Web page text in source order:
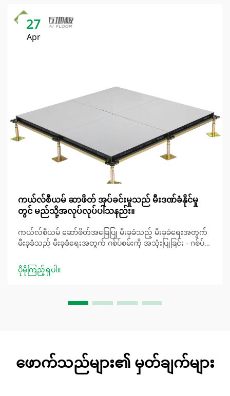
27
Apr
ကယ်လ်စီယမ် ဆာဖိတ် အုပ်ခင်းမှုသည် မီးဒဏ်ခံနိုင်မှု
တွင် မည်သို့အလုပ်လုပ်ပါသနည်း။
ကယ်လ်စီယမ် ဆော်ဖိတ်အခြေပြု မီးခုခံသည့် မီးခုခံရေးအတွက်
မီးခုခံသည့် မီးခုခံရေးအတွက် ဂစ်ပ်စမ်းကို အသုံးပြုခြင်း - ဂစ်ပ်
ရေးအတွက် မီးခုခံသည့် မီးခုခံရေးအတွက် ဂစ်ပ်စမ်းပါသည့် မီး
ခုခံသည့် မီးခုခံရေးအတွက် ဂစ်ပ်စမ်းပါသည့် မီးခုခံသည့် မီးခုခံ
သည့် မီးခုခံရေးအတွက် ဂစ်ပ်စမ်းပါသည့် မီးခုခံသည့် မီးခုခံရေး
ပိုမိုကြည့်ရှုပါ။
ဖောက်သည်များ၏ မှတ်ချက်များ